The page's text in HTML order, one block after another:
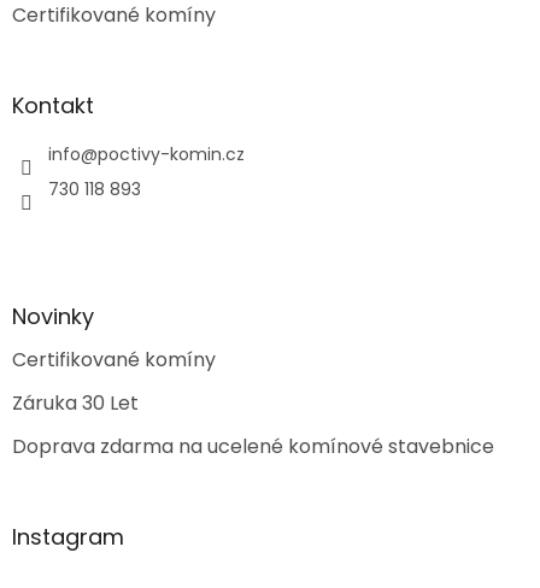
Certifikované komíny
Kontakt
info@poctivy-komin.cz
730 118 893
Novinky
Certifikované komíny
Záruka 30 Let
Doprava zdarma na ucelené komínové stavebnice
Instagram